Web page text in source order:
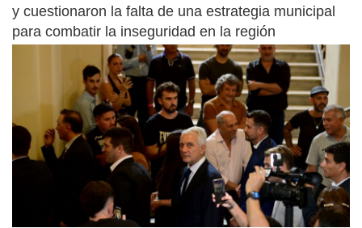
y cuestionaron la falta de una estrategia municipal
para combatir la inseguridad en la región